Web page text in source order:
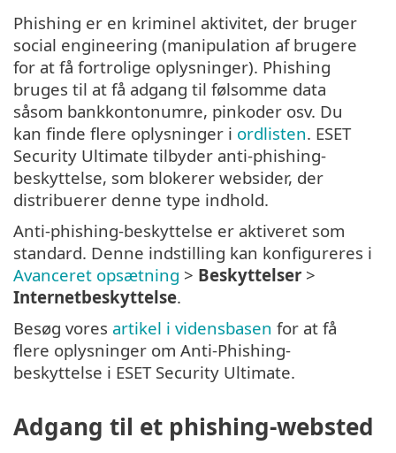
Phishing er en kriminel aktivitet, der bruger
social engineering (manipulation af brugere
for at få fortrolige oplysninger). Phishing
bruges til at få adgang til følsomme data
såsom bankkontonumre, pinkoder osv. Du
kan finde flere oplysninger i ordlisten. ESET
Security Ultimate tilbyder anti-phishing-
beskyttelse, som blokerer websider, der
distribuerer denne type indhold.
Anti-phishing-beskyttelse er aktiveret som
standard. Denne indstilling kan konfigureres i
Avanceret opsætning > Beskyttelser >
Internetbeskyttelse.
Besøg vores artikel i vidensbasen for at få
flere oplysninger om Anti-Phishing-
beskyttelse i ESET Security Ultimate.
Adgang til et phishing-websted